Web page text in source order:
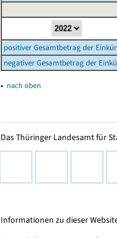
positiver Gesamtbetrag der
negativer Gesamtbetrag der
▴ nach oben
Das Thüringer Landesamt für
Informationen zu dieser